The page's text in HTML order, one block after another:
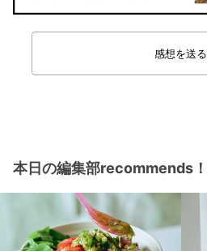
感想を送る
本日の編集部recommends！